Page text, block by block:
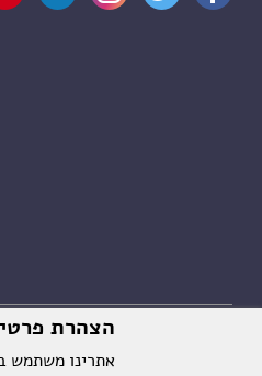
הצהרת
אתרינו משתמש